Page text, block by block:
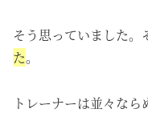
そう思っていました。
た。
トレーナーは並々な